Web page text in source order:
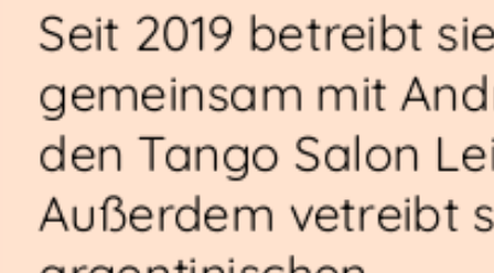
Seit 2019 betreibt
gemeinsam mit
den Tango Salon
Außerdem vetreibt